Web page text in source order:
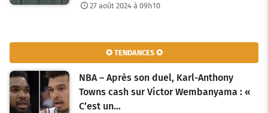
27 août 2024 à 09h10
✪ TENDANCES ✪
NBA – Après son duel, Karl-Anthony
Towns cash sur Victor Wembanyama : «
C’est un…